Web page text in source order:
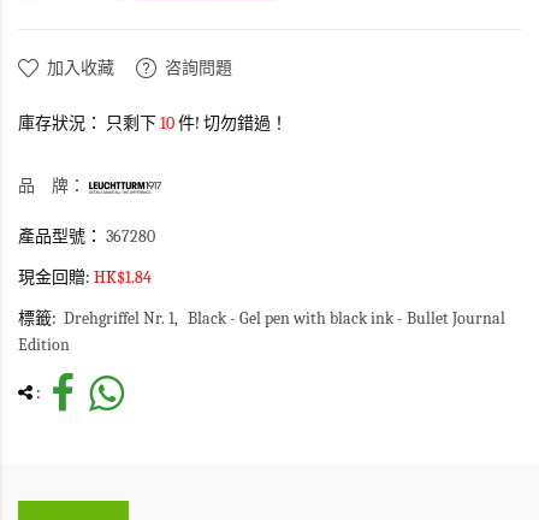
加入收藏 咨詢問題
庫存狀況： 只剩下 10件! 切勿錯過！
品 牌：
產品型號： 367280
現金回贈: HK$1.84
標籤: Drehgriffel Nr. 1
Black - Gel pen with black ink - Bullet Journal
Edition
: